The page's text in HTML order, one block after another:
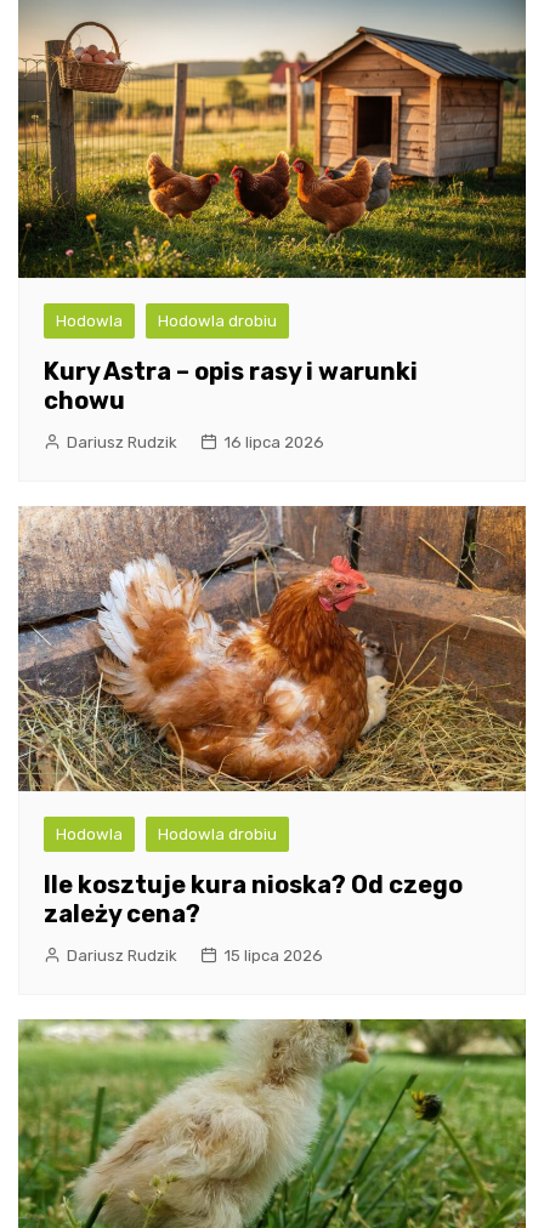
Hodowla Hodowla drobiu
Kury Astra – opis rasy i warunki
chowu
Dariusz Rudzik 16 lipca 2026
Hodowla Hodowla drobiu
Ile kosztuje kura nioska? Od czego
zależy cena?
Dariusz Rudzik 15 lipca 2026